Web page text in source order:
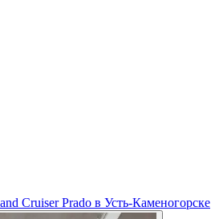
Cruiser Prado в Усть-Каменогорске